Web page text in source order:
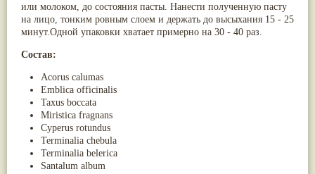
или молоком, до состояния пасты. Нанести полученную пасту
на лицо, тонким ровным слоем и держать до высыхания 15 - 25
минут.Одной упаковки хватает примерно на 30 - 40 раз.
Состав:
Acorus calumas
Emblica officinalis
Taxus boccata
Miristica fragnans
Cyperus rotundus
Terminalia chebula
Terminalia belerica
Santalum album